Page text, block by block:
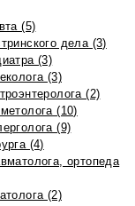
(5)
дела (3)
(3)
(3)
(2)
(10)
(9)
(4)
ортопеда
(2)